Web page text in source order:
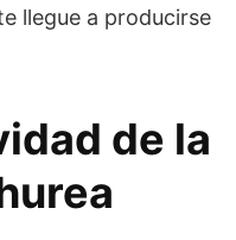
llegue a producirse
de la